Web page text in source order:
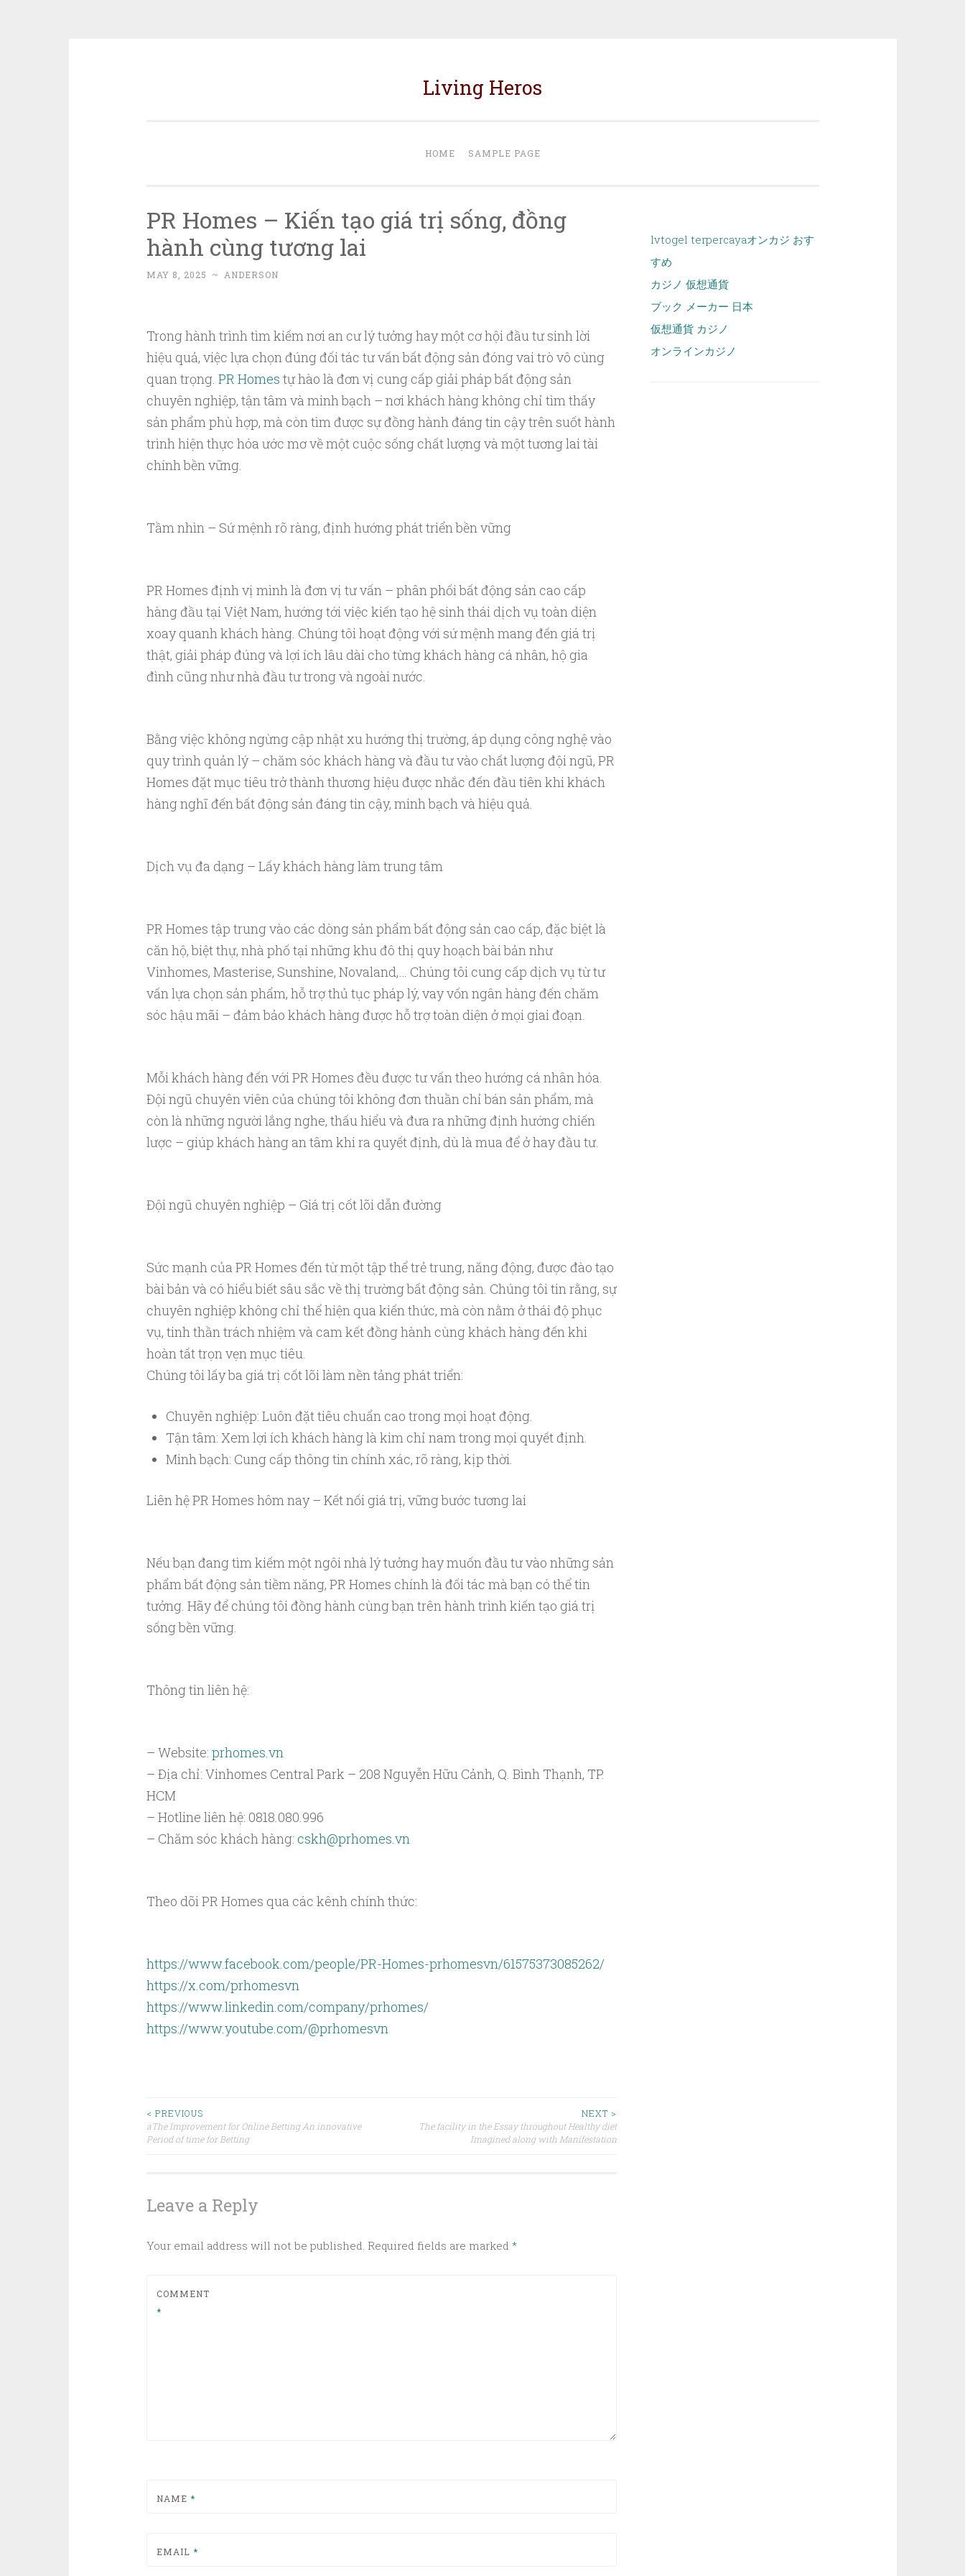
Living Heros
HOME SAMPLE PAGE
PR Homes – Kiến tạo giá trị sống, đồng
hành cùng tương lai
MAY 8, 2025 ~ ANDERSON
Trong hành trình tìm kiếm nơi an cư lý tưởng hay một cơ hội đầu tư sinh lời
hiệu quả, việc lựa chọn đúng đối tác tư vấn bất động sản đóng vai trò vô cùng
quan trọng. PR Homes tự hào là đơn vị cung cấp giải pháp bất động sản
chuyên nghiệp, tận tâm và minh bạch – nơi khách hàng không chỉ tìm thấy
sản phẩm phù hợp, mà còn tìm được sự đồng hành đáng tin cậy trên suốt hành
trình hiện thực hóa ước mơ về một cuộc sống chất lượng và một tương lai tài
chính bền vững.
Tầm nhìn – Sứ mệnh rõ ràng, định hướng phát triển bền vững
PR Homes định vị mình là đơn vị tư vấn – phân phối bất động sản cao cấp
hàng đầu tại Việt Nam, hướng tới việc kiến tạo hệ sinh thái dịch vụ toàn diện
xoay quanh khách hàng. Chúng tôi hoạt động với sứ mệnh mang đến giá trị
thật, giải pháp đúng và lợi ích lâu dài cho từng khách hàng cá nhân, hộ gia
đình cũng như nhà đầu tư trong và ngoài nước.
Bằng việc không ngừng cập nhật xu hướng thị trường, áp dụng công nghệ vào
quy trình quản lý – chăm sóc khách hàng và đầu tư vào chất lượng đội ngũ, PR
Homes đặt mục tiêu trở thành thương hiệu được nhắc đến đầu tiên khi khách
hàng nghĩ đến bất động sản đáng tin cậy, minh bạch và hiệu quả.
Dịch vụ đa dạng – Lấy khách hàng làm trung tâm
PR Homes tập trung vào các dòng sản phẩm bất động sản cao cấp, đặc biệt là
căn hộ, biệt thự, nhà phố tại những khu đô thị quy hoạch bài bản như
Vinhomes, Masterise, Sunshine, Novaland,… Chúng tôi cung cấp dịch vụ từ tư
vấn lựa chọn sản phẩm, hỗ trợ thủ tục pháp lý, vay vốn ngân hàng đến chăm
sóc hậu mãi – đảm bảo khách hàng được hỗ trợ toàn diện ở mọi giai đoạn.
Mỗi khách hàng đến với PR Homes đều được tư vấn theo hướng cá nhân hóa.
Đội ngũ chuyên viên của chúng tôi không đơn thuần chỉ bán sản phẩm, mà
còn là những người lắng nghe, thấu hiểu và đưa ra những định hướng chiến
lược – giúp khách hàng an tâm khi ra quyết định, dù là mua để ở hay đầu tư.
Đội ngũ chuyên nghiệp – Giá trị cốt lõi dẫn đường
Sức mạnh của PR Homes đến từ một tập thể trẻ trung, năng động, được đào tạo
bài bản và có hiểu biết sâu sắc về thị trường bất động sản. Chúng tôi tin rằng, sự
chuyên nghiệp không chỉ thể hiện qua kiến thức, mà còn nằm ở thái độ phục
vụ, tinh thần trách nhiệm và cam kết đồng hành cùng khách hàng đến khi
hoàn tất trọn vẹn mục tiêu.
Chúng tôi lấy ba giá trị cốt lõi làm nền tảng phát triển:
Chuyên nghiệp: Luôn đặt tiêu chuẩn cao trong mọi hoạt động.
Tận tâm: Xem lợi ích khách hàng là kim chỉ nam trong mọi quyết định.
Minh bạch: Cung cấp thông tin chính xác, rõ ràng, kịp thời.
Liên hệ PR Homes hôm nay – Kết nối giá trị, vững bước tương lai
Nếu bạn đang tìm kiếm một ngôi nhà lý tưởng hay muốn đầu tư vào những sản
phẩm bất động sản tiềm năng, PR Homes chính là đối tác mà bạn có thể tin
tưởng. Hãy để chúng tôi đồng hành cùng bạn trên hành trình kiến tạo giá trị
sống bền vững.
Thông tin liên hệ:
– Website: prhomes.vn
– Địa chỉ: Vinhomes Central Park – 208 Nguyễn Hữu Cảnh, Q. Bình Thạnh, TP.
HCM
– Hotline liên hệ: 0818.080.996
– Chăm sóc khách hàng: cskh@prhomes.vn
Theo dõi PR Homes qua các kênh chính thức:
https://www.facebook.com/people/PR-Homes-prhomesvn/61575373085262/
https://x.com/prhomesvn
https://www.linkedin.com/company/prhomes/
https://www.youtube.com/@prhomesvn
Post
< PREVIOUS
aThe Improvement for Online Betting An innovative
Period of time for Betting
NEXT >
The facility in the Essay throughout Healthy diet
Imagined along with Manifestation
Leave a Reply
Your email address will not be published. Required fields are marked *
COMMENT
*
NAME *
EMAIL *
lvtogel terpercayaオンカジ おす
すめ
カジノ 仮想通貨
ブック メーカー 日本
仮想通貨 カジノ
オンラインカジノ